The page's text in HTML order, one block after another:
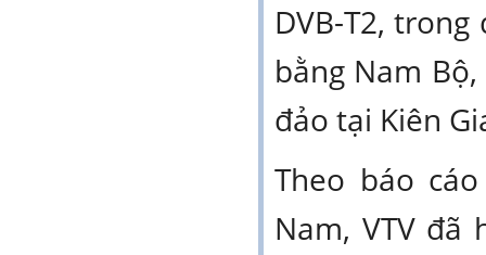
DVB-T2,
bằng Nam
đảo tại Kiên
Theo báo
Nam, VTV